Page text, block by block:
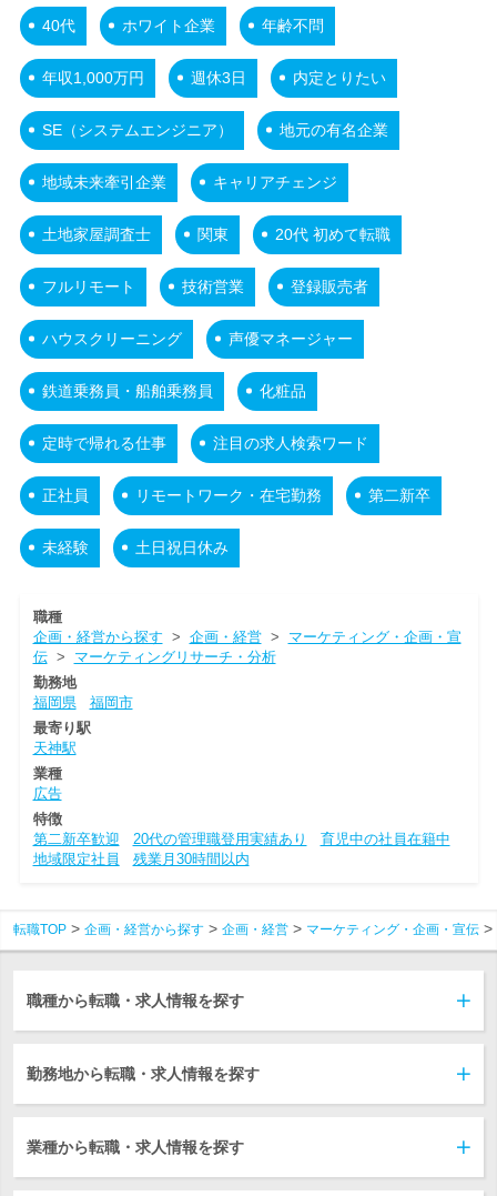
40代 ホワイト企業 年齢不問
年収1,000万円 週休3日 内定とりたい
SE（システムエンジニア） 地元の有名企業
地域未来牽引企業 キャリアチェンジ
土地家屋調査士 関東 20代 初めて転職
フルリモート 技術営業 登録販売者
ハウスクリーニング 声優マネージャー
鉄道乗務員・船舶乗務員 化粧品
定時で帰れる仕事 注目の求人検索ワード
正社員 リモートワーク・在宅勤務 第二新卒
未経験 土日祝日休み
職種
企画・経営から探す > 企画・経営> マーケティング・企画・宣
伝> マーケティングリサーチ・分析
勤務地
福岡県
福岡市
最寄り駅
天神駅
業種
広告
特徴
第二新卒歓迎
20代の管理職登用実績あり
育児中の社員在籍中
地域限定社員
残業月30時間以内
転職TOP 企画・経営から探す 企画・経営 マーケティング・企画・宣伝
職種から転職・求人情報を探す
勤務地から転職・求人情報を探す
業種から転職・求人情報を探す